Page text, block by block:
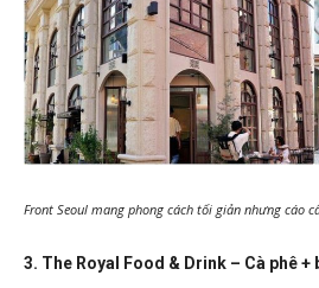
Front Seoul mang phong cách tối giản nhưng cáo
3. The Royal Food & Drink – Cà phê